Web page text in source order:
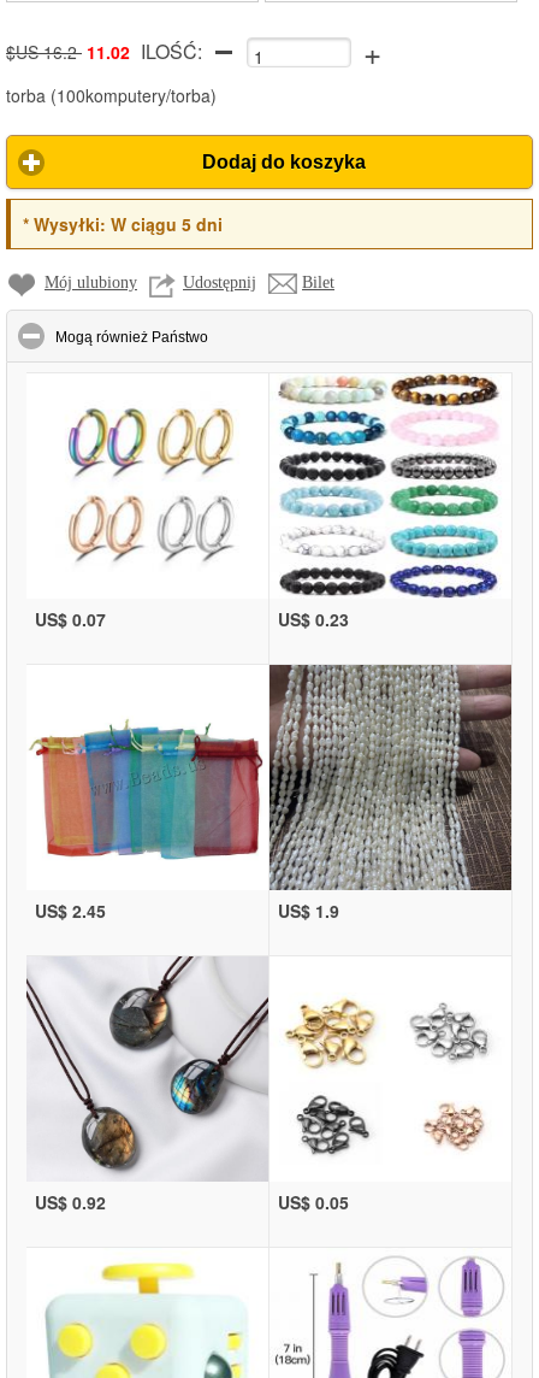
$US 16.2 11.02 ILOŚĆ: +
torba (100komputery/torba)
Dodaj do koszyka
*Wysyłki: W ciągu 5 dni
Mój ulubiony Udostępnij Bilet
Mogą również Państwo
US$ 0.07 US$ 0.23
US$ 2.45 US$ 1.9
US$ 0.92 US$ 0.05